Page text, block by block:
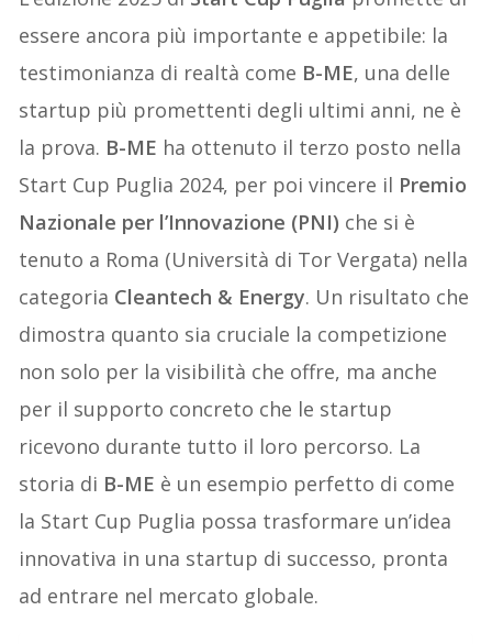
essere ancora più importante e appetibile: la
testimonianza di realtà come B-ME, una delle
startup più promettenti degli ultimi anni, ne è
la prova. B-ME ha ottenuto il terzo posto nella
Start Cup Puglia 2024, per poi vincere il Premio
Nazionale per l’Innovazione (PNI) che si è
tenuto a Roma (Università di Tor Vergata) nella
categoria Cleantech & Energy. Un risultato che
dimostra quanto sia cruciale la competizione
non solo per la visibilità che offre, ma anche
per il supporto concreto che le startup
ricevono durante tutto il loro percorso. La
storia di B-ME è un esempio perfetto di come
la Start Cup Puglia possa trasformare un’idea
innovativa in una startup di successo, pronta
ad entrare nel mercato globale.